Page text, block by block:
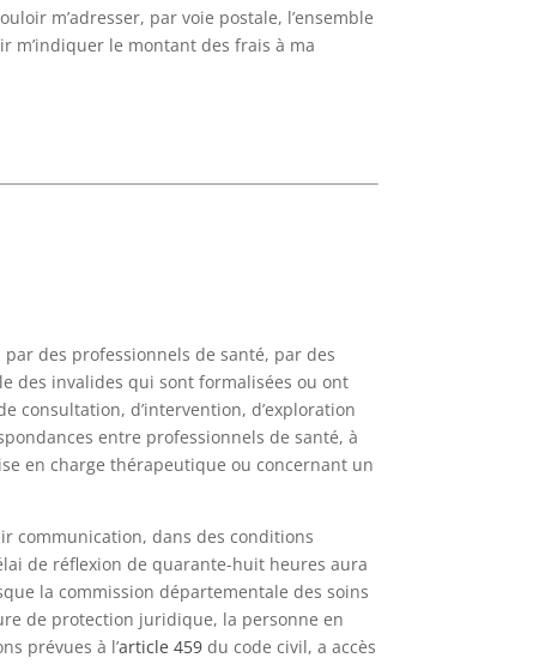
m’adresser, par voie postale, l’ensemble
m’indiquer le montant des frais à ma
des professionnels de santé, par des
des invalides qui sont formalisées ou ont
consultation, d’intervention, d’exploration
entre professionnels de santé, à
en charge thérapeutique ou concernant un
communication, dans des conditions
de réflexion de quarante-huit heures aura
la commission départementale des soins
de protection juridique, la personne en
prévues à l’article 459du code civil, a accès